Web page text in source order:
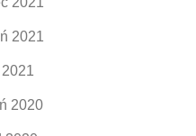
2021
2020